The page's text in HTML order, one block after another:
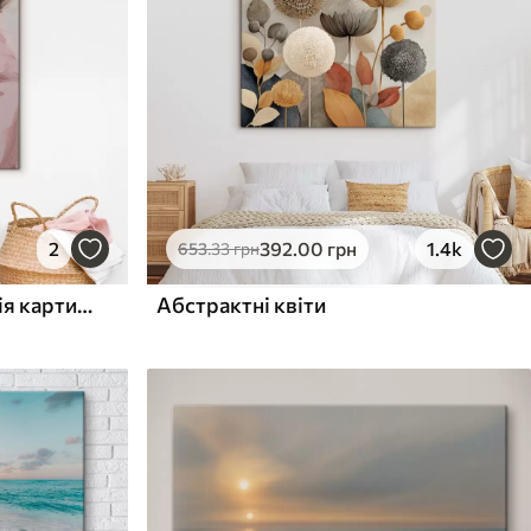
2
Жінка в капелюсі: імітація картини
653.33грн392.00 грн 1.4k
Абстрактні квіти